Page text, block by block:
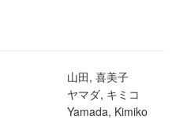
山田, 喜美子
ヤマダ, キミコ
Yamada, Kimiko